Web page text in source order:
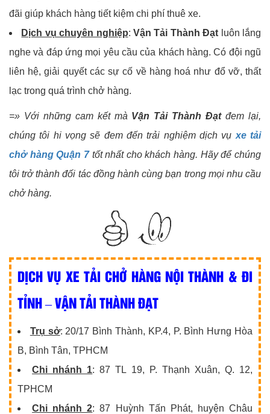
đãi giúp khách hàng tiết kiệm chi phí thuê xe.
Dịch vụ chuyên nghiệp:Vận Tải Thành Đạt luôn lắng
nghe và đáp ứng mọi yêu cầu của khách hàng. Có đội ngũ
liên hệ, giải quyết các sự cố về hàng hoá như đổ vỡ, thất
lạc trong quá trình chở hàng.
=» Với những cam kết mà Vận Tải Thành Đạtđem lại,
chúng tôi hi vọng sẽ đem đến trải nghiệm dịch vụ xe tải
chở hàng Quận 7tốt nhất cho khách hàng. Hãy để chúng
tôi trở thành đối tác đồng hành cùng bạn trong mọi nhu cầu
chở hàng.
DỊCH VỤ XE TẢI CHỞ HÀNG NỘI THÀNH & ĐI
TỈNH – VẬN TẢI THÀNH ĐẠT
Trụ sở: 20/17 Bình Thành, KP.4, P. Bình Hưng Hòa
B, Bình Tân, TPHCM
Chi nhánh 1: 87 TL 19, P. Thạnh Xuân, Q. 12,
TPHCM
Chi nhánh 2: 87 Huỳnh Tấn Phát, huyện Châu